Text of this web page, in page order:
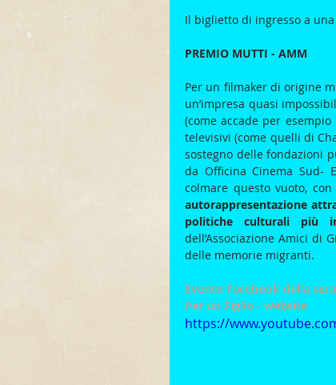
Il biglietto di ingresso a
PREMIO MUTTI - AMM
Per un filmaker di origine
un’impresa quasi
(come accade per
televisivi (come quelli di
sostegno delle fondazioni
da Officina Cinema Sud-
colmare questo vuoto,
autorappresentazione
politiche culturali più
dell’Associazione Amici di
delle memorie migranti.
Evento Facebook della
Per un Figlio - website
https://